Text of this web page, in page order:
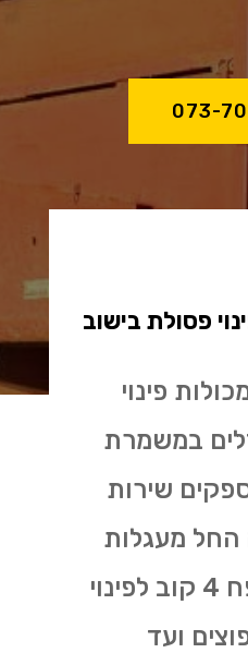
073-
פסולת בישוב
פינוי
במשמרת
שירות
החל מעגלות
פסולת בניין בנפח 4 קוב לפינוי
ועד